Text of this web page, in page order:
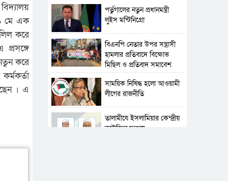
মে এক
করে
করে
। এ
পর্তুগালের নতুন প্রধানমন্ত্রী
লুইস মন্টিনিগ্রো
বিএনপি নেতার উপর সন্ত্রাসী
হামলার প্রতিবাদে বিক্ষোভ
মিছিল ও প্রতিবাদ সমাবেশ
সাময়িক নিষিদ্ধ হলো আওয়ামী
লীগের রাজনীতি
‎তালামীযে ইসলামিয়ার কেন্দ্রীয়
কাউন্সিল সম্পন্ন